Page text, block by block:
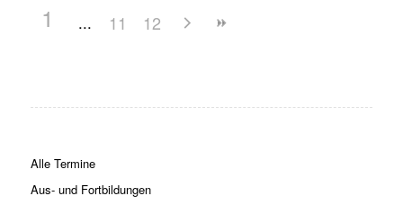
1 11 12
Alle Termine
Aus- und Fortbildungen